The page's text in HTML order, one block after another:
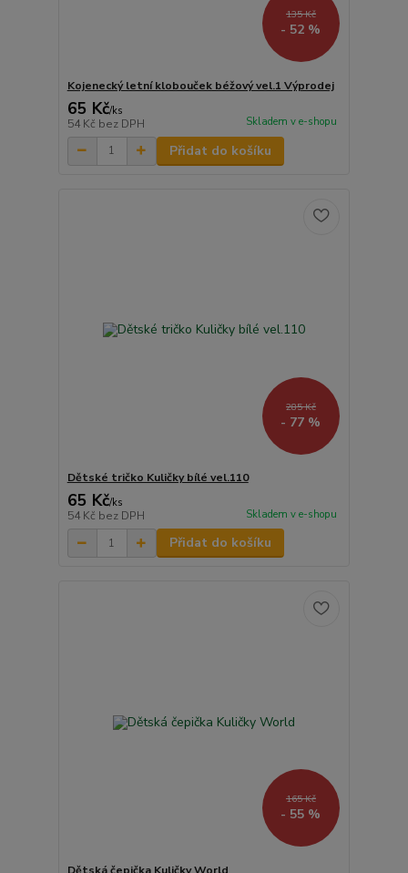
135 Kč
- 52 %
Kojenecký letní klobouček béžový vel.1 Výprodej
65 Kč/ks
54 Kč bez DPH Skladem v e-shopu
Přidat do košíku
285 Kč
- 77 %
Dětské tričko Kuličky bílé vel.110
65 Kč/ks
54 Kč bez DPH Skladem v e-shopu
Přidat do košíku
165 Kč
- 55 %